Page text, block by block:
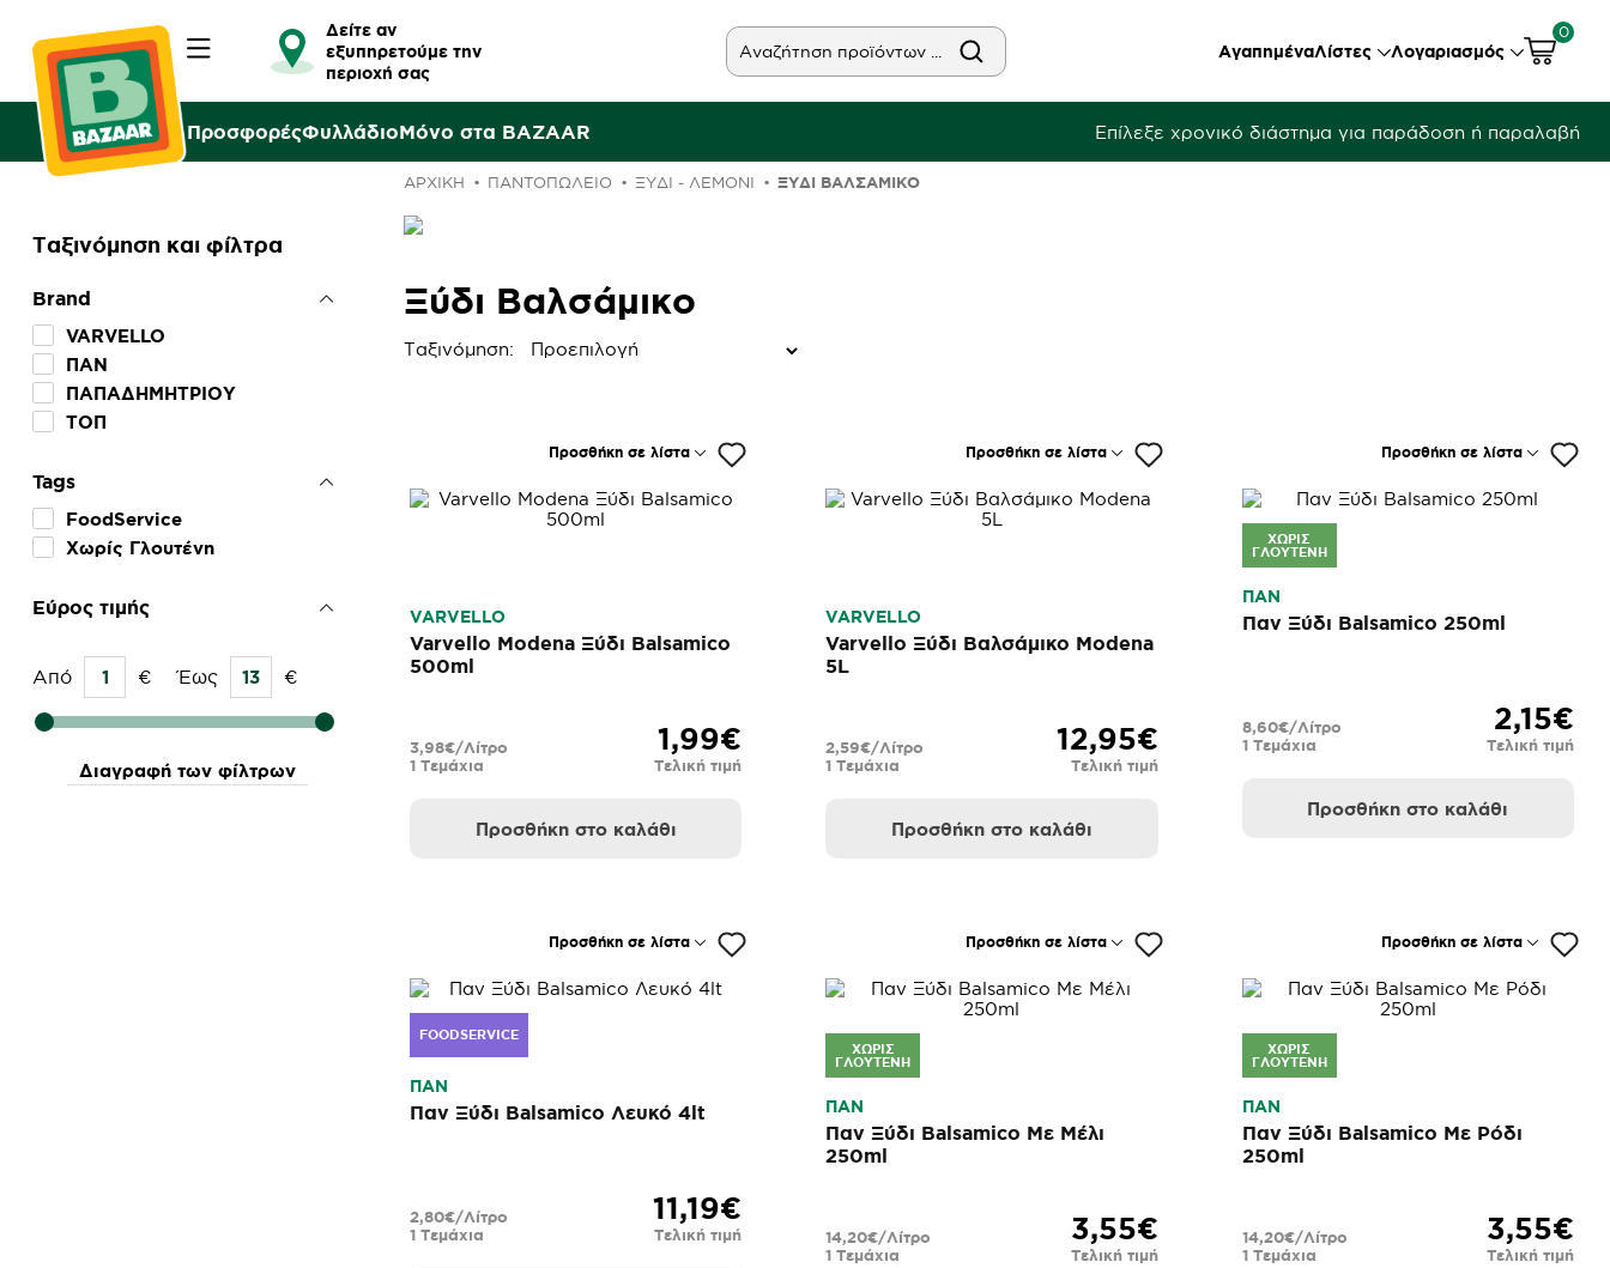
Δείτε αν
εξυπηρετούμε την
περιοχή σας
ΑγαπημέναΛίστες Λογαριασμός
0
ΠροσφορέςΦυλλάδιοΜόνο στα BAZAAR Επίλεξε χρονικό διάστημα για παράδοση ή παραλαβή
Ταξινόμηση και φίλτρα
Tags
FoodService
Χωρίς Γλουτένη
Brand
VARVELLO
ΠΑΝ
ΠΑΠΑΔΗΜΗΤΡΙΟΥ
ΤΟΠ
Εύρος τιμής
Από € Έως €
Διαγραφή των φίλτρων
ΑΡΧΙΚΉ ΠΑΝΤΟΠΩΛΕΙΟ ΞΎΔΙ - ΛΕΜΌΝΙ ΞΎΔΙ ΒΑΛΣΆΜΙΚΟ
Ξύδι Βαλσάμικο
Ταξινόμηση:
Προσθήκη σε λίστα
VARVELLO
Varvello Modena Ξύδι Balsamico
500ml
1,99€
Τελική τιμή
1 Τεμάχια
3,98€/Λίτρο
Προσθήκη στο καλάθι
Προσθήκη σε λίστα
VARVELLO
Varvello Ξύδι Βαλσάμικο Modena
5L
12,95€
Τελική τιμή
1 Τεμάχια
2,59€/Λίτρο
Προσθήκη στο καλάθι
Προσθήκη σε λίστα
ΧΩΡΊΣ
ΓΛΟΥΤΈΝΗ
ΠΑΝ
Παν Ξύδι Balsamico 250ml
2,15€
Τελική τιμή
1 Τεμάχια
8,60€/Λίτρο
Προσθήκη στο καλάθι
Προσθήκη σε λίστα
FOODSERVICE
ΠΑΝ
Παν Ξύδι Balsamico Λευκό 4lt
11,19€
Τελική τιμή
1 Τεμάχια
2,80€/Λίτρο
Προσθήκη σε λίστα
ΧΩΡΊΣ
ΓΛΟΥΤΈΝΗ
ΠΑΝ
Παν Ξύδι Balsamico Με Μέλι
250ml
3,55€
Τελική τιμή
1 Τεμάχια
14,20€/Λίτρο
Προσθήκη σε λίστα
ΧΩΡΊΣ
ΓΛΟΥΤΈΝΗ
ΠΑΝ
Παν Ξύδι Balsamico Με Ρόδι
250ml
3,55€
Τελική τιμή
1 Τεμάχια
14,20€/Λίτρο